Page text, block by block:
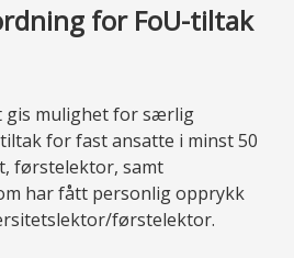
for FoU-tiltak
gis mulighet for særlig
for fast ansatte i minst 50
førstelektor, samt
har fått personlig opprykk
førstelektor.